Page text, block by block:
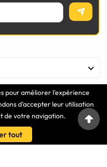
pour améliorer l'expérience
d'accepter leur utilisation
de votre navigation.
tout



